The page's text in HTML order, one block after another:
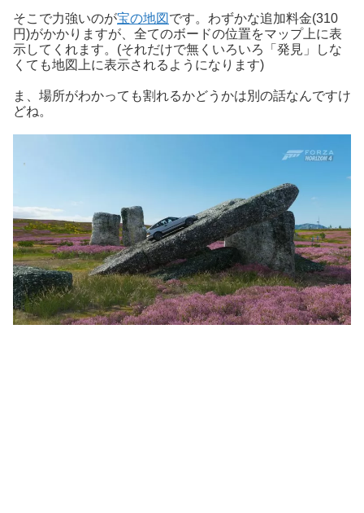
そこで力強いのが宝の地図 です。わずかな追加料金(310
円)がかかりますが、全てのボードの位置をマップ上に表
示してくれます。(それだけで無くいろいろ「発見」しな
くても地図上に表示されるようになります)
ま、場所がわかっても割れるかどうかは別の話なんですけ
どね。